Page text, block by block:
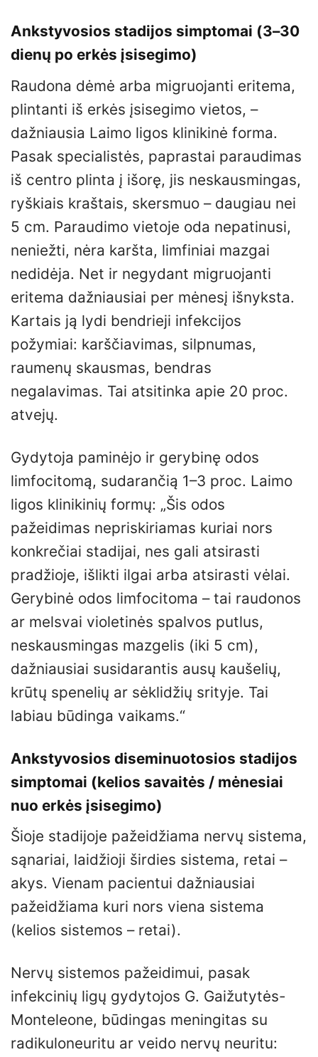
Ankstyvosios stadijos simptomai (3–30
dienų po erkės įsisegimo)
Raudona dėmė arba migruojanti eritema,
plintanti iš erkės įsisegimo vietos, –
dažniausia Laimo ligos klinikinė forma.
Pasak specialistės, paprastai paraudimas
iš centro plinta į išorę, jis neskausmingas,
ryškiais kraštais, skersmuo – daugiau nei
5 cm. Paraudimo vietoje oda nepatinusi,
neniežti, nėra karšta, limfiniai mazgai
nedidėja. Net ir negydant migruojanti
eritema dažniausiai per mėnesį išnyksta.
Kartais ją lydi bendrieji infekcijos
požymiai: karščiavimas, silpnumas,
raumenų skausmas, bendras
negalavimas. Tai atsitinka apie 20 proc.
atvejų.
Gydytoja paminėjo ir gerybinę odos
limfocitomą, sudarančią 1–3 proc. Laimo
ligos klinikinių formų: „Šis odos
pažeidimas nepriskiriamas kuriai nors
konkrečiai stadijai, nes gali atsirasti
pradžioje, išlikti ilgai arba atsirasti vėlai.
Gerybinė odos limfocitoma – tai raudonos
ar melsvai violetinės spalvos putlus,
neskausmingas mazgelis (iki 5 cm),
dažniausiai susidarantis ausų kaušelių,
krūtų spenelių ar sėklidžių srityje. Tai
labiau būdinga vaikams.“
Ankstyvosios diseminuotosios stadijos
simptomai (kelios savaitės / mėnesiai
nuo erkės įsisegimo)
Šioje stadijoje pažeidžiama nervų sistema,
sąnariai, laidžioji širdies sistema, retai –
akys. Vienam pacientui dažniausiai
pažeidžiama kuri nors viena sistema
(kelios sistemos – retai).
Nervų sistemos pažeidimui, pasak
infekcinių ligų gydytojos G. Gaižutytės-
Monteleone, būdingas meningitas su
radikuloneuritu ar veido nervų neuritu: